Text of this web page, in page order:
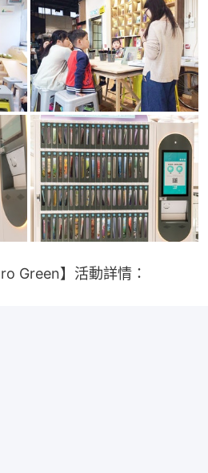
Green】活動詳情：